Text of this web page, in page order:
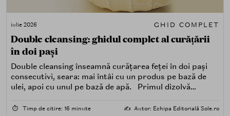
iulie 2026 GHID COMPLET
Double cleansing: ghidul complet al curățării
în doi pași
Double cleansing înseamnă curățarea feței în doi pași
consecutivi, seara: mai întâi cu un produs pe bază de
ulei, apoi cu unul pe bază de apă. Primul dizolvă
poluare. Al doilea îndepărtează impuritățile solubile în
⏱️ Timp de citire: 16 minute ✍️ Autor: Echipa Editorială Sole.ro